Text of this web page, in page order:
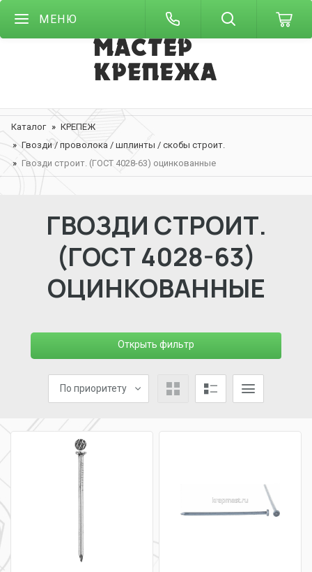
МЕНЮ
Каталог
КРЕПЕЖ
Гвозди / проволока / шплинты / скобы строит.
Гвозди строит. (ГОСТ 4028-63) оцинкованные
ГВОЗДИ СТРОИТ.
(ГОСТ 4028-63)
ОЦИНКОВАННЫЕ
Открыть фильтр
По приоритету